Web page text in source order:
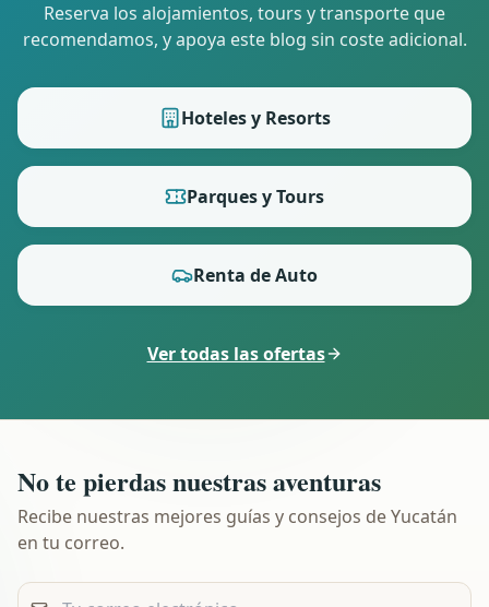
Reserva los alojamientos, tours y transporte que
recomendamos, y apoya este blog sin coste adicional.
Hoteles y Resorts
Parques y Tours
Renta de Auto
Ver todas las ofertas
No te pierdas nuestras aventuras
Recibe nuestras mejores guías y consejos de Yucatán
en tu correo.
Tu correo electrónico